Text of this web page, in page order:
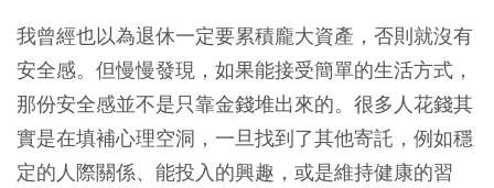
我曾經也以為退休一定要累積龐大資產，否則就沒有
安全感。但慢慢發現，如果能接受簡單的生活方式，
那份安全感並不是只靠金錢堆出來的。很多人花錢其
實是在填補心理空洞，一旦找到了其他寄託，例如穩
定的人際關係、能投入的興趣，或是維持健康的習